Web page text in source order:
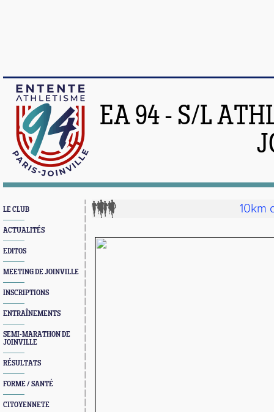
EA 94 - S/L
LE CLUB
ACTUALITÉS
EDITOS
MEETING DE JOINVILLE
INSCRIPTIONS
ENTRAÎNEMENTS
SEMI-MARATHON DE
JOINVILLE
RÉSULTATS
FORME / SANTÉ
CITOYENNETE
10km